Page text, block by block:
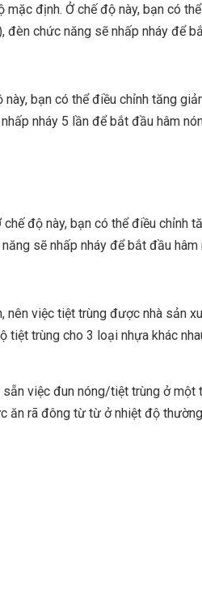
định. Ở chế độ này, bạn có
chức năng sẽ nhấp nháy để
bạn có thể điều chỉnh tăng
nháy 5 lần để bắt đầu hâm
độ này, bạn có thể điều chỉnh
sẽ nhấp nháy để bắt đầu
việc tiệt trùng được nhà sản
trùng cho 3 loại nhựa khác
việc đun nóng/tiệt trùng ở
rã đông từ từ ở nhiệt độ